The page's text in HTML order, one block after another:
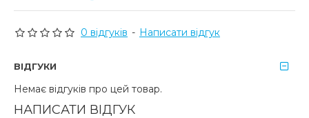
0 відгуків - Написати відгук
ВІДГУКИ
Немає відгуків про цей товар.
НАПИСАТИ ВІДГУК